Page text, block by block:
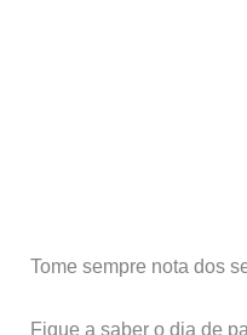
Tome sempre nota dos
Fique a saber o dia de